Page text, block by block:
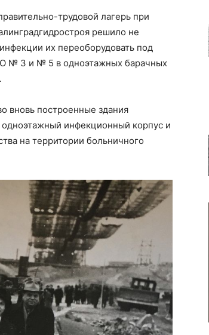
трудовой лагерь при
решило не
их переоборудовать под
№ 3 и № 5 в одноэтажных барачных
вновь построенные здания
инфекционный корпус и
на территории больничного